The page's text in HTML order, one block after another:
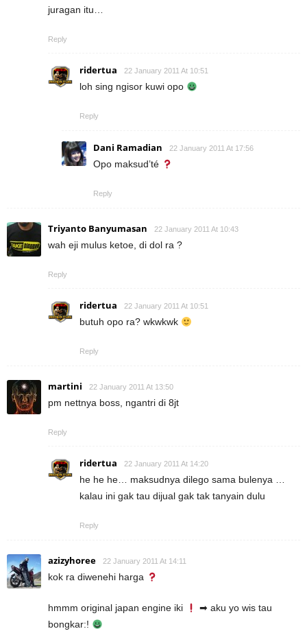
juragan itu…
Reply
ridertua 22 January 2011 At 10:51
loh sing ngisor kuwi opo
Reply
Dani Ramadian 22 January 2011 At 17:56
Opo maksud’té
Reply
Triyanto Banyumasan 22 January 2011 At 10:43
wah eji mulus ketoe, di dol ra ?
Reply
ridertua 22 January 2011 At 10:51
butuh opo ra? wkwkwk
Reply
martini 22 January 2011 At 13:50
pm nettnya boss, ngantri di 8jt
Reply
ridertua 22 January 2011 At 14:20
he he he… maksudnya dilego sama bulenya …
kalau ini gak tau dijual gak tak tanyain dulu
Reply
azizyhoree 22 January 2011 At 14:11
kok ra diwenehi harga
hmmm original japan engine iki
➡ aku yo wis tau
bongkar:!